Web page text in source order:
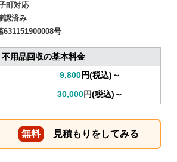
町対応
認済み
631151900008号
不用品回収の基本料金
9,800円(税込)～
30,000円(税込)～
無料 見積もりをしてみる